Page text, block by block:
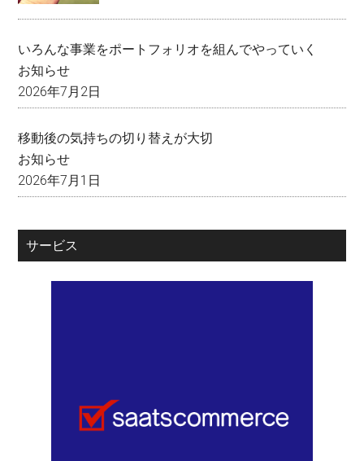
いろんな事業をポートフォリオを組んでやっていく
お知らせ
2026年7月2日
移動後の気持ちの切り替えが大切
お知らせ
2026年7月1日
サービス